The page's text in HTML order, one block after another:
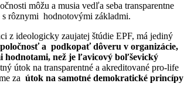
môžu a musia vedľa seba transparentne
rôznymi hodnotovými základmi.
z ideologicky zaujatej štúdie EPF, má jediný
a podkopať dôveru v organizácie,
hodnotami, než je ľavicový boľševický
útok na transparentné a akreditované pro-life
zaútok na samotné demokratické princípy